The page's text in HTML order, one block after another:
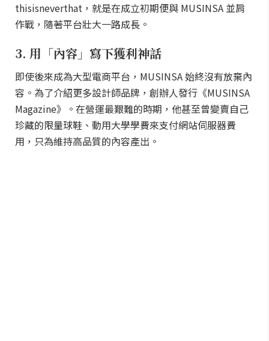
thisisneverthat，就是在成立初期便與 MUSINSA 並肩
作戰，隨著平台壯大一路成長。
3. 用「內容」寫下獲利神話
即使後來成為大型電商平台，MUSINSA 始終沒有放棄內
容。為了介紹更多設計師品牌，創辦人發行《MUSINSA
Magazine》。在營運最艱難的時期，他甚至曾變賣自己
珍藏的限量球鞋、動用大學學費來支付網站伺服器費
用，只為維持高品質的內容產出。